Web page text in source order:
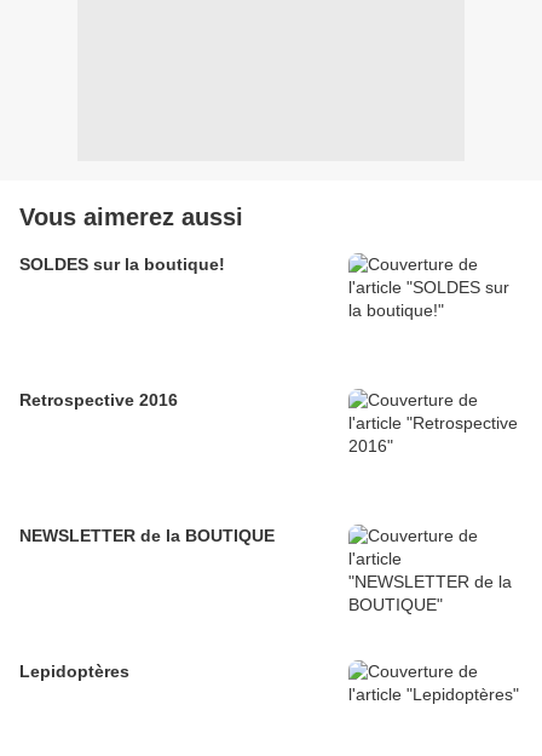
Vous aimerez aussi
SOLDES sur la boutique!
Retrospective 2016
NEWSLETTER de la BOUTIQUE
Lepidoptères